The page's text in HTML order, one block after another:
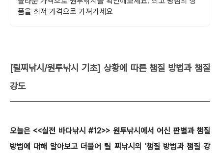
품을 최저 가격으로 가져가세요
[릴찌낚시/원투낚시 기초] 상황에 따른 챔질 방법과 챔질
강도
오늘은 <<실전 바다낚시 #12>> 원투낚시에서 어신 판별과 챔질
방법에 대해 알아보고 더불어 릴 찌낚시의 '챔질 방법과 챔질 강